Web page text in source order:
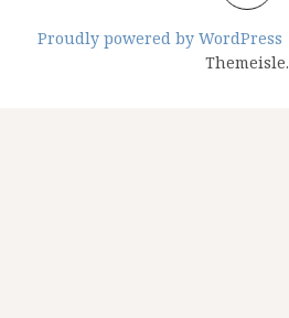
Proudly powered by WordPress
Themeisle.